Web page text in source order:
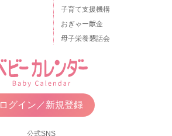
子育て支援機構
おぎゃー献金
母子栄養懇話会
ログイン／新規登録
公式SNS